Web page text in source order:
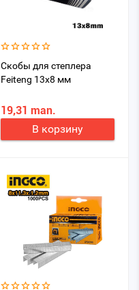
Скобы для степлера
Feiteng 13x8 мм
19,31 man.
В корзину